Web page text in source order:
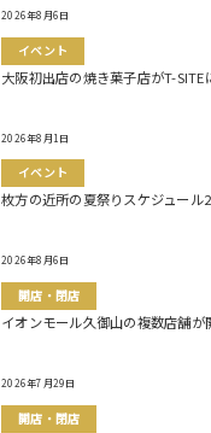
2026年8月6日
イベント
大阪初出店の焼き菓子店がT-SITE
2026年8月1日
イベント
枚方の近所の夏祭りスケジュール
2026年8月6日
開店・閉店
イオンモール久御山の複数店舗が
2026年7月29日
開店・閉店